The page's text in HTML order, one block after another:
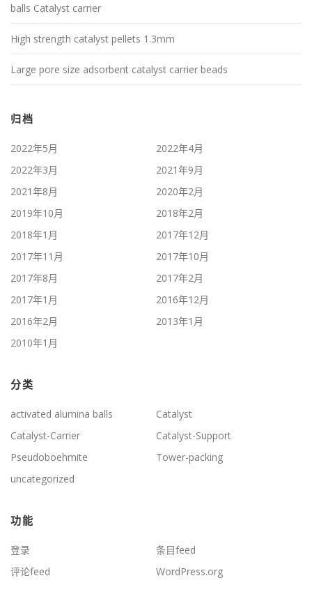
balls Catalyst carrier
High strength catalyst pellets 1.3mm
Large pore size adsorbent catalyst carrier beads
归档
2022年5月
2022年4月
2022年3月
2021年9月
2021年8月
2020年2月
2019年10月
2018年2月
2018年1月
2017年12月
2017年11月
2017年10月
2017年8月
2017年2月
2017年1月
2016年12月
2016年2月
2013年1月
2010年1月
分类
activated alumina balls
Catalyst
Catalyst-Carrier
Catalyst-Support
Pseudoboehmite
Tower-packing
uncategorized
功能
登录
条目feed
评论feed
WordPress.org